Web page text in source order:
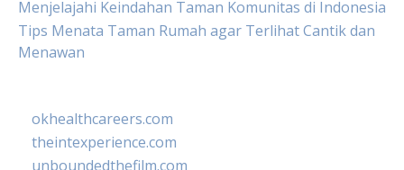
Menjelajahi Keindahan Taman Komunitas di Indonesia
Tips Menata Taman Rumah agar Terlihat Cantik dan
Menawan
okhealthcareers.com
theintexperience.com
unboundedthefilm.com